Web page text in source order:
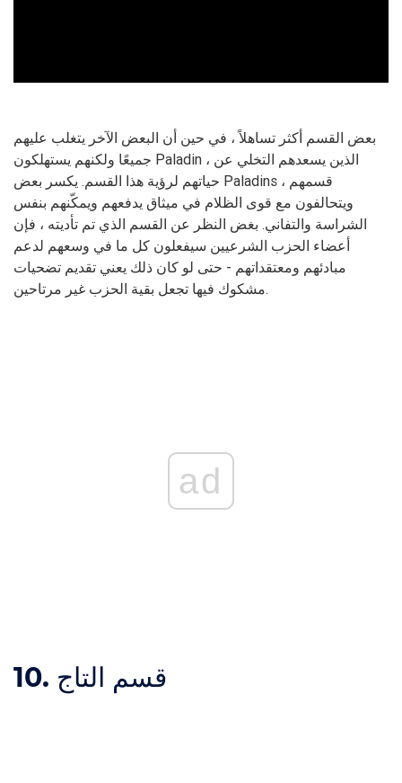
بعض القسم أكثر تساهلاً ، في حين أن البعض الآخر يتغلب عليهم
جميعًا ولكنهم يستهلكون Paladin ، الذين يسعدهم التخلي عن
حياتهم لرؤية هذا القسم. يكسر بعض Paladins قسمهم ،
ويتحالفون مع قوى الظلام في ميثاق يدفعهم ويمكّنهم بنفس
الشراسة والتفاني. بغض النظر عن القسم الذي تم تأديته ، فإن
أعضاء الحزب الشرعيين سيفعلون كل ما في وسعهم لدعم
مبادئهم ومعتقداتهم - حتى لو كان ذلك يعني تقديم تضحيات
مشكوك فيها تجعل بقية الحزب غير مرتاحين.
ad
10. قسم التاج